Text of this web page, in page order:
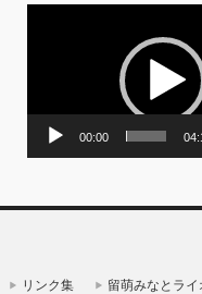
00:00
リンク集 留萌みなとラ